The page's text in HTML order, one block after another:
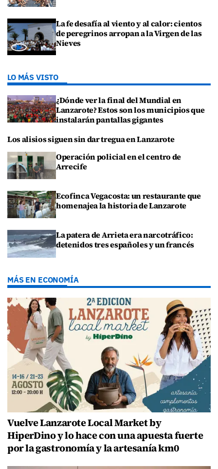
La fe desafía al viento y al calor: cientos
de peregrinos arropan a la Virgen de las
Nieves
LO MÁS VISTO
¿Dónde ver la final del Mundial en
Lanzarote? Estos son los municipios que
instalarán pantallas gigantes
Los alisios siguen sin dar tregua en Lanzarote
Operación policial en el centro de
Arrecife
Ecofinca Vegacosta: un restaurante que
homenajea la historia de Lanzarote
La patera de Arrieta era narcotráfico:
detenidos tres españoles y un francés
MÁS EN ECONOMÍA
Vuelve Lanzarote Local Market by
HiperDino y lo hace con una apuesta fuerte
por la gastronomía y la artesanía km0